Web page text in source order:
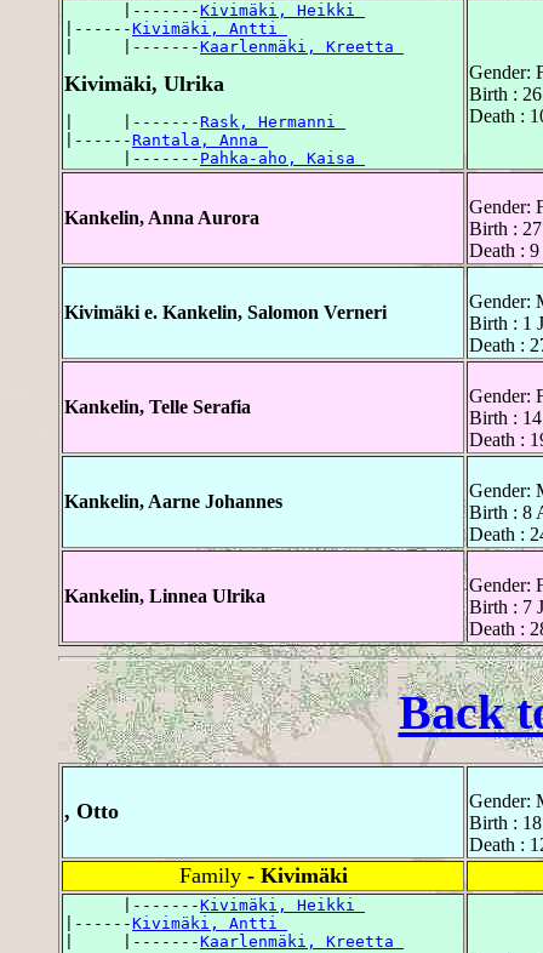
      |-------
Kivimäki, Heikki
|------Kivimäki, Antti
|     |-------Kaarlenmäki, Kreetta
Kivimäki, Ulrika
|     |-------Rask, Hermanni
|------Rantala, Anna
      |-------
Pahka-aho, Kaisa
Gender:
Birth :
Death :
Kankelin, Anna Aurora
Gender:
Birth :
Death :
Kivimäki e. Kankelin, Salomon Verneri
Gender:
Birth : 1
Death :
Kankelin, Telle Serafia
Gender:
Birth :
Death :
Kankelin, Aarne Johannes
Gender:
Birth : 8
Death :
Kankelin, Linnea Ulrika
Gender:
Birth : 7
Death :
Back
, Otto
Gender:
Birth :
Death :
Family - Kivimäki
      |-------
Kivimäki, Heikki
|------Kivimäki, Antti
|     |-------Kaarlenmäki, Kreetta